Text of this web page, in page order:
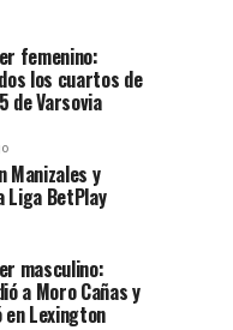
femenino:
los cuartos de
de Varsovia
Manizales y
Liga BetPlay
masculino:
a Moro Cañas y
Lexington